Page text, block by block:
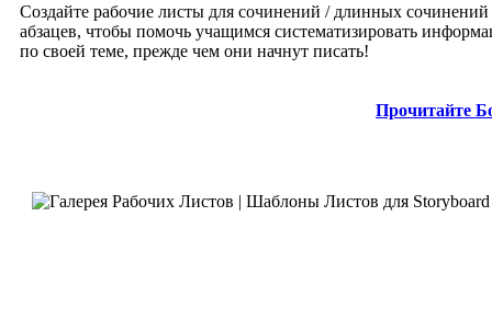
Создайте рабочие листы для сочинений / длинных сочинений
абзацев, чтобы помочь учащимся систематизировать
по своей теме, прежде чем они начнут писать!
Прочитайте